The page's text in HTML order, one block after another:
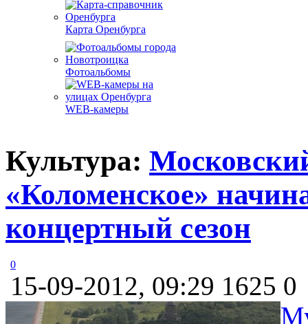
Карта Оренбурга
Фотоальбомы
WEB-камеры
Культура:
«Коломенское»
концертный сезон
0
15-09-2012, 09:29 1625 0